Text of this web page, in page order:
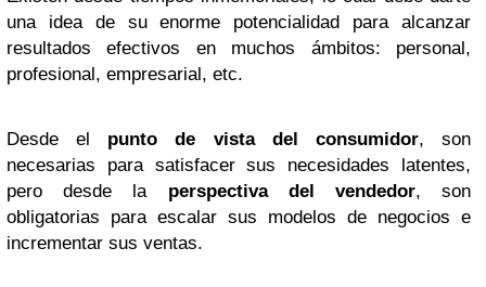
una idea de su enorme potencialidad para alcanzar
resultados efectivos en muchos ámbitos: personal,
profesional, empresarial, etc.
Desde el punto de vista del consumidor, son
necesarias para satisfacer sus necesidades latentes,
pero desde la perspectiva del vendedor, son
obligatorias para escalar sus modelos de negocios e
incrementar sus ventas.